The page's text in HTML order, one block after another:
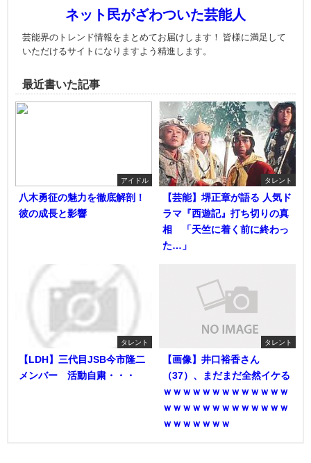
ネット民がざわついた芸能人
芸能界のトレンド情報をまとめてお届けします！ 皆様に満足して
いただけるサイトになりますよう精進します。
最近書いた記事
アイドル
八木勇征の魅力を徹底解剖！
彼の成長と影響
タレント
【芸能】堺正章が語る 人気ド
ラマ『西遊記』打ち切りの真
相 「天竺に着く前に終わっ
た…」
タレント
【LDH】三代目JSB今市隆二
メンバー 活動自粛・・・
タレント
【画像】井口裕香さん
（37）、まだまだ全然イケる
ｗｗｗｗｗｗｗｗｗｗｗｗｗ
ｗｗｗｗｗｗｗｗｗｗｗｗｗ
ｗｗｗｗｗｗｗ